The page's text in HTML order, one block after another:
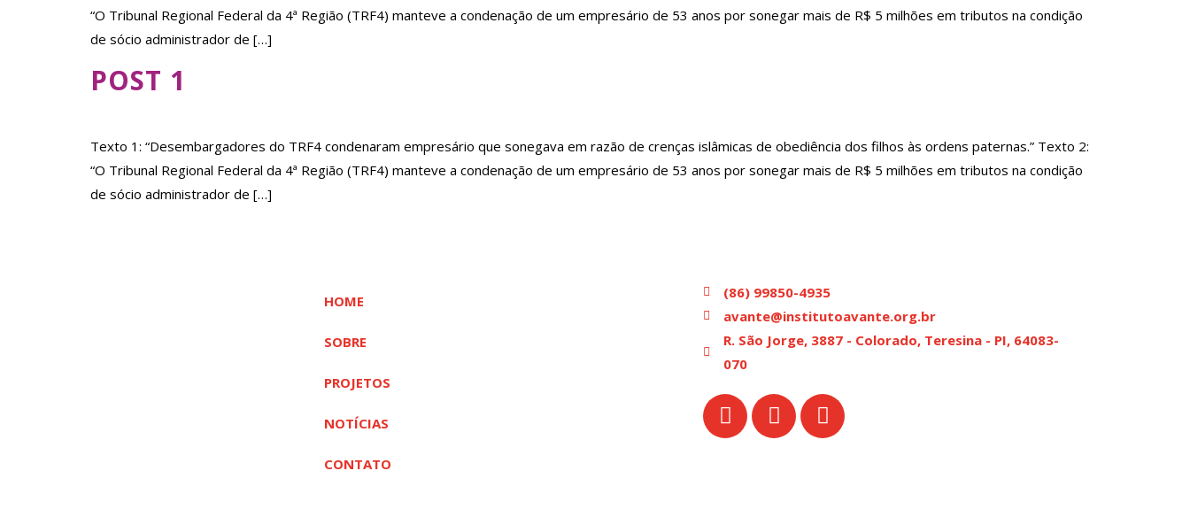
“O Tribunal Regional Federal da 4ª Região (TRF4) manteve a condenação de um empresário de 53 anos por sonegar mais de R$ 5 milhões em tributos na condição
de sócio administrador de […]
POST 1
Texto 1: “Desembargadores do TRF4 condenaram empresário que sonegava em razão de crenças islâmicas de obediência dos filhos às ordens paternas.” Texto 2:
“O Tribunal Regional Federal da 4ª Região (TRF4) manteve a condenação de um empresário de 53 anos por sonegar mais de R$ 5 milhões em tributos na condição
de sócio administrador de […]
HOME
SOBRE
PROJETOS
NOTÍCIAS
CONTATO
(86) 99850-4935
avante@institutoavante.org.br
R. São Jorge, 3887 - Colorado, Teresina - PI, 64083-
070